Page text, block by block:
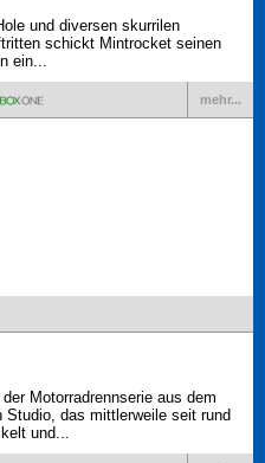
und diversen skurrilen
schickt Mintrocket seinen
ein...
mehr...
Motorradrennserie aus dem
das mittlerweile seit rund
und...